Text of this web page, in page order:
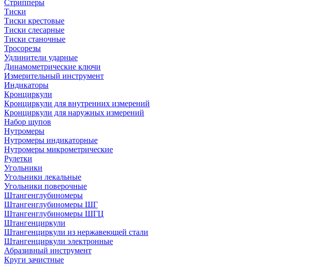
Стрипперы
Тиски
Тиски крестовые
Тиски слесарные
Тиски станочные
Тросорезы
Удлинители ударные
Динамометрические ключи
Измерительный инструмент
Индикаторы
Кронциркули
Кронциркули для внутренних измерений
Кронциркули для наружных измерений
Набор щупов
Нутромеры
Нутромеры индикаторные
Нутромеры микрометрические
Рулетки
Угольники
Угольники лекальные
Угольники поверочные
Штангенглубиномеры
Штангенглубиномеры ШГ
Штангенглубиномеры ШГЦ
Штангенциркули
Штангенциркули из нержавеющей стали
Штангенциркули электронные
Абразивный инструмент
Круги зачистные